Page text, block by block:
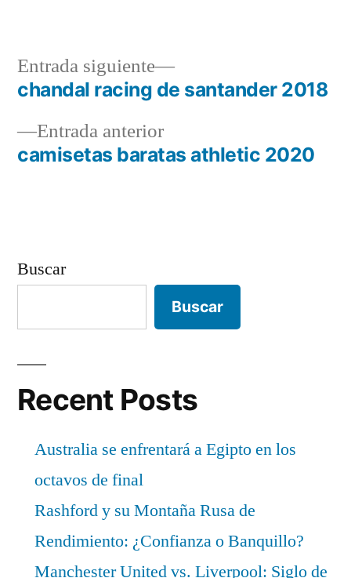
Navegación
deEntrada anteriorEntrada
anterior:
camisetas baratas athletic 2020
Entrada siguiente
Entrada
siguiente:
chandal racing de santander 2018
Buscar
Buscar
Recent Posts
Australia se enfrentará a Egipto en los
octavos de final
Rashford y su Montaña Rusa de
Rendimiento: ¿Confianza o Banquillo?
Manchester United vs. Liverpool: Siglo de